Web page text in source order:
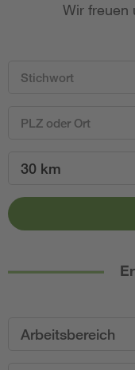
Wir freuen
30 km
Arbeitsbereich